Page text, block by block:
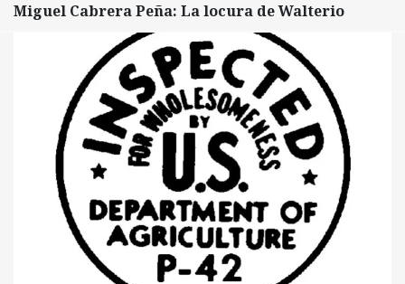
Miguel Cabrera Peña: La locura de Walterio